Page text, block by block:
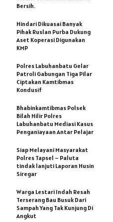
Bersih.
Hindari Dikuasai Banyak
Pihak Ruslan Purba Dukung
Aset Koperasi Digunakan
KMP
Polres Labuhanbatu Gelar
Patroli Gabungan Tiga Pilar
Ciptakan Kamtibmas
Kondusif
Bhabinkamtibmas Polsek
Bilah Hilir Polres
Labuhanbatu Mediasi Kasus
Penganiayaan Antar Pelajar
Siap Melayani Masyarakat
Polres Tapsel – Paluta
tindak lanjuti Laporan Husin
Siregar
Warga Lestari Indah Resah
Terserang Bau Busuk Dari
Sampah Yang Tak Kunjung Di
Angkut